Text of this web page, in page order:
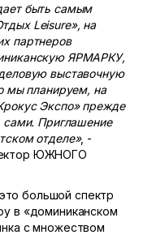
быть самым
Leisure», на
партнеров
ЯРМАРКУ,
выставочную
мы планируем, на
Экспо» прежде
сами. Приглашение
отделе», -
ЮЖНОГО
большой спектр
в «доминиканском
с множеством